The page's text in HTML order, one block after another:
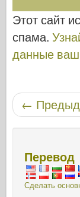
Этот сайт
спама.
данные
Навигация
←
Перевод
Сделать